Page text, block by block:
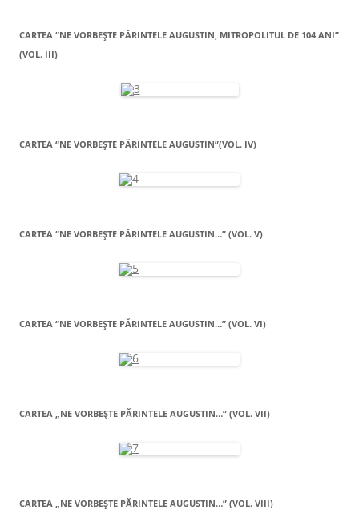
CARTEA “NE VORBEŞTE PĂRINTELE AUGUSTIN, MITROPOLITUL DE 104 ANI”
(VOL. III)
CARTEA “NE VORBEŞTE PĂRINTELE AUGUSTIN”(VOL. IV)
CARTEA “NE VORBEŞTE PĂRINTELE AUGUSTIN…” (VOL. V)
CARTEA “NE VORBEŞTE PĂRINTELE AUGUSTIN…” (VOL. VI)
CARTEA „NE VORBEŞTE PĂRINTELE AUGUSTIN…” (VOL. VII)
CARTEA „NE VORBEŞTE PĂRINTELE AUGUSTIN…” (VOL. VIII)